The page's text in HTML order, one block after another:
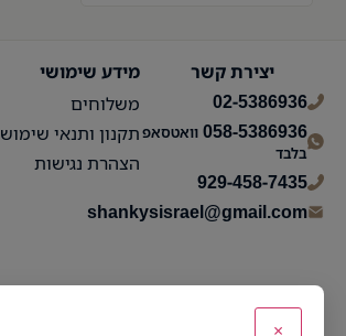
מידע שימושי
משלוחים
תקנון ותנאי שימוש
הצהרת נגישות
יצירת קשר
02-5386936
058-5386936 וואטסאפ
בלבד
929-458-7435
shankysisrael@gmail.com
×